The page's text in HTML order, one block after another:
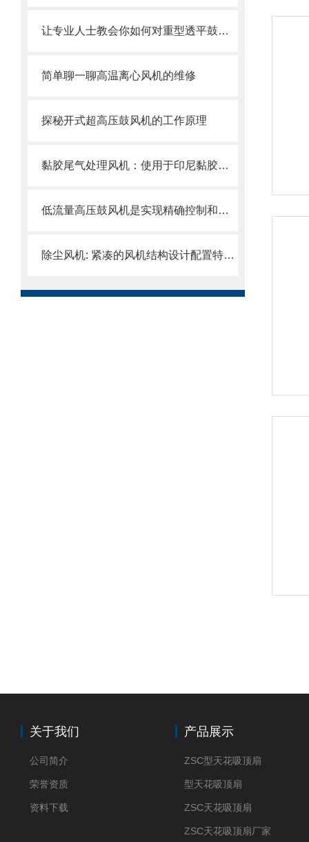
让专业人士教会你如何对重型透平鼓风机进行故障分析和预防
简单聊一聊高温离心风机的维修
探秘开式超高压鼓风机的工作原理
黏胶尾气处理风机：使用于印尼黏胶生产线尾端有害有毒的气体分离系统
低流量高压鼓风机是实现精确控制和高效能的关键装备
除尘风机: 紧凑的风机结构设计配置特制电机
关于我们
公司简介
荣誉资质
资料下载
产品展示
ZSC型天花吸顶扇
型天花吸顶扇
ZSC天花吸顶扇
ZSC天花吸顶扇厂家